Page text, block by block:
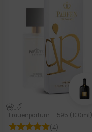
Frauenparfum – 595 (100ml)
(4)